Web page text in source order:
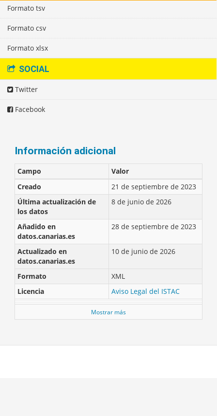
Formato tsv
Formato csv
Formato xlsx
SOCIAL
Twitter
Facebook
Información adicional
Campo
Valor
Creado
21 de septiembre de 2023
Última actualización de
los datos
8 de junio de 2026
Añadido en
datos.canarias.es
28 de septiembre de 2023
Actualizado en
datos.canarias.es
10 de junio de 2026
Formato
XML
Licencia
Aviso Legal del ISTAC
Mostrar más